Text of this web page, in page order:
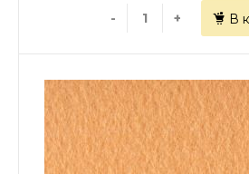
- + В